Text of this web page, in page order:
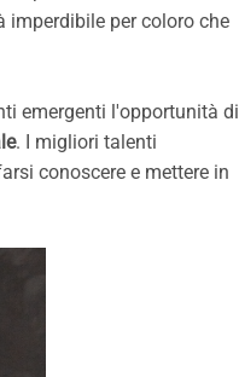
per coloro che
emergenti l'opportunità di
. I migliori talenti
conoscere e mettere in